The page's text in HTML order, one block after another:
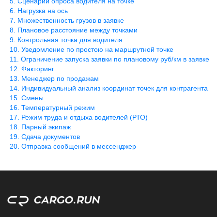
Нагрузка на ось
Множественность грузов в заявке
Плановое расстояние между точками
Контрольная точка для водителя
Уведомление по простою на маршрутной точке
Ограничение запуска заявки по плановому руб/км в заявке
Факторинг
Менеджер по продажам
Индивидуальный анализ координат точек для контрагента
Смены
Температурный режим
Режим труда и отдыха водителей (РТО)
Парный экипаж
Сдача документов
Отправка сообщений в мессенджер